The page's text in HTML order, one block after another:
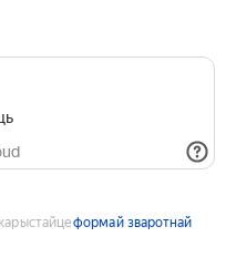
формай зваротнай